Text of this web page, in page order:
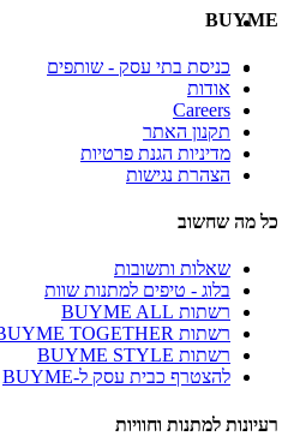
BUYME
כניסת בתי עסק - שותפים
אודות
Careers
תקנון האתר
מדיניות הגנת פרטיות
הצהרת נגישות
כל מה שחשוב
שאלות ותשובות
בלוג - טיפים למתנות שוות
רשתות BUYME ALL
רשתות BUYME TOGETHER
רשתות BUYME STYLE
להצטרף כבית עסק ל-BUYME
רעיונות למתנות וחוויות